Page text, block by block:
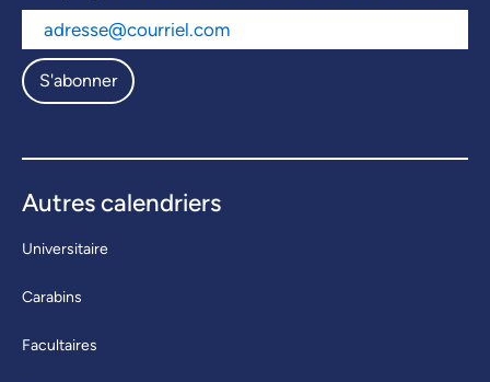
S'abonner
Autres calendriers
Universitaire
Carabins
Facultaires